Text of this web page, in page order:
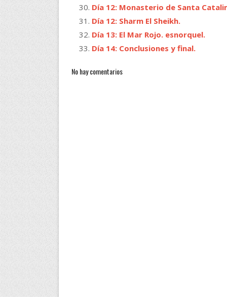
Día 12: Monasterio de Santa
Día 12: Sharm El Sheikh.
Día 13: El Mar Rojo. esnorquel.
Día 14: Conclusiones y final.
No hay comentarios